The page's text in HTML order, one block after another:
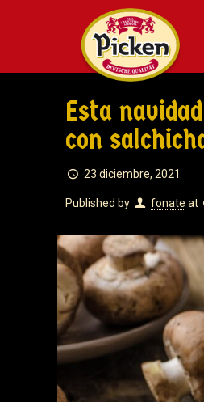
Esta
con
23 diciembre, 2021
Published by fonate at